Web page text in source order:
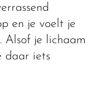
en je voelt je
Alsof je lichaam
daar iets